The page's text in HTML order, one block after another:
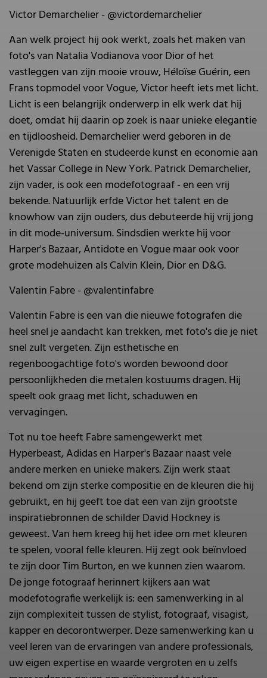
Victor Demarchelier - @victordemarchelier
Aan welk project hij ook werkt, zoals het maken van
foto's van Natalia Vodianova voor Dior of het
vastleggen van zijn mooie vrouw, Héloïse Guérin, een
Frans topmodel voor Vogue, Victor heeft iets met licht.
Licht is een belangrijk onderwerp in elk werk dat hij
doet, omdat hij daarin op zoek is naar unieke elegantie
en tijdloosheid. Demarchelier werd geboren in de
Verenigde Staten en studeerde kunst en economie aan
het Vassar College in New York. Patrick Demarchelier,
zijn vader, is ook een modefotograaf - en een vrij
bekende. Natuurlijk erfde Victor het talent en de
knowhow van zijn ouders, dus debuteerde hij vrij jong
in dit mode-universum. Sindsdien werkte hij voor
Harper's Bazaar, Antidote en Vogue maar ook voor
grote modehuizen als Calvin Klein, Dior en D&G.
Valentin Fabre - @valentinfabre
Valentin Fabre is een van die nieuwe fotografen die
heel snel je aandacht kan trekken, met foto's die je niet
snel zult vergeten. Zijn esthetische en
regenboogachtige foto's worden bewoond door
persoonlijkheden die metalen kostuums dragen. Hij
speelt ook graag met licht, schaduwen en
vervagingen.
Tot nu toe heeft Fabre samengewerkt met
Hyperbeast, Adidas en Harper's Bazaar naast vele
andere merken en unieke makers. Zijn werk staat
bekend om zijn sterke compositie en de kleuren die hij
gebruikt, en hij geeft toe dat een van zijn grootste
inspiratiebronnen de schilder David Hockney is
geweest. Van hem kreeg hij het idee om met kleuren
te spelen, vooral felle kleuren. Hij zegt ook beïnvloed
te zijn door Tim Burton, en we kunnen zien waarom.
De jonge fotograaf herinnert kijkers aan wat
modefotografie werkelijk is: een samenwerking in al
zijn complexiteit tussen de stylist, fotograaf, visagist,
kapper en decorontwerper. Deze samenwerking kan u
veel leren van de ervaringen van andere professionals,
uw eigen expertise en waarde vergroten en u zelfs